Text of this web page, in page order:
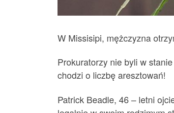
W Missisipi, mężczyzna
Prokuratorzy nie byli w
chodzi o liczbę aresztowań!
Patrick Beadle, 46 – letni